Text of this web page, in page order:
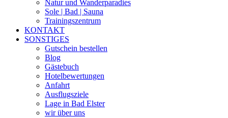
Natur und Wanderparadies
Sole | Bad | Sauna
Trainingszentrum
KONTAKT
SONSTIGES
Gutschein bestellen
Blog
Gästebuch
Hotelbewertungen
Anfahrt
Ausflugsziele
Lage in Bad Elster
wir über uns